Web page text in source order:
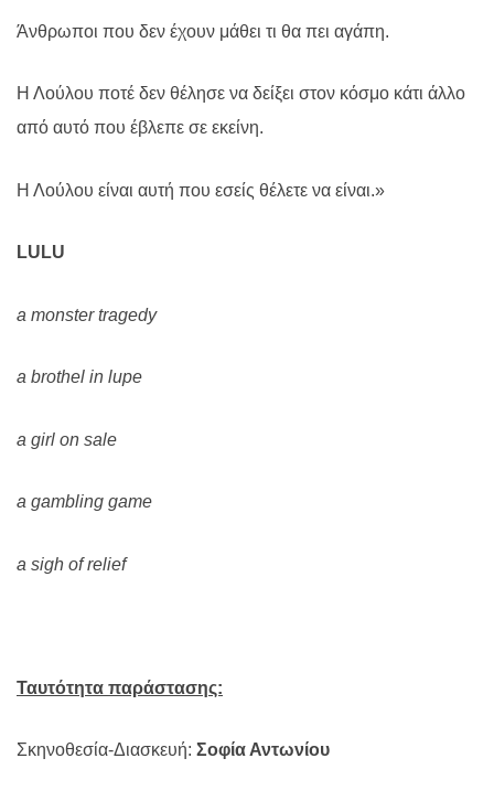
Άνθρωποι που δεν έχουν μάθει τι θα πει αγάπη.
Η Λούλου ποτέ δεν θέλησε να δείξει στον κόσμο κάτι άλλο
από αυτό που έβλεπε σε εκείνη.
Η Λούλου είναι αυτή που εσείς θέλετε να είναι.»
LULU
a monster tragedy
a brothel in lupe
a girl on sale
a gambling game
a sigh of relief
Ταυτότητα παράστασης:
Σκηνοθεσία-Διασκευή: Σοφία Αντωνίου